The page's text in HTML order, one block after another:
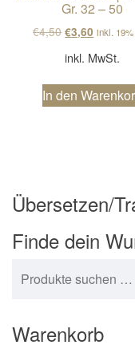
Gr. 32 – 50
€4,50 €3,60 inkl.
inkl. MwSt.
In den
Übersetzen/
Finde dein
Warenkorb